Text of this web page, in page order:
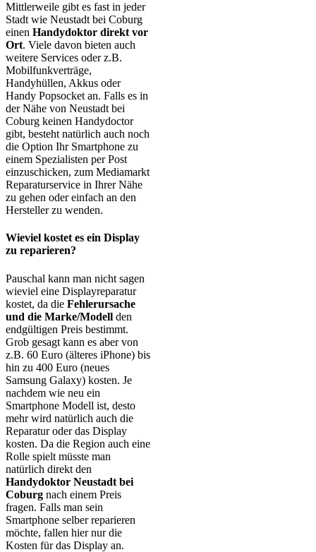
Mittlerweile gibt es fast in jeder
Stadt wie Neustadt bei Coburg
einen Handydoktor direkt vor
Ort. Viele davon bieten auch
weitere Services oder z.B.
Mobilfunkverträge,
Handyhüllen, Akkus oder
Handy Popsocket an. Falls es in
der Nähe von Neustadt bei
Coburg keinen Handydoctor
gibt, besteht natürlich auch noch
die Option Ihr Smartphone zu
einem Spezialisten per Post
einzuschicken, zum Mediamarkt
Reparaturservice in Ihrer Nähe
zu gehen oder einfach an den
Hersteller zu wenden.
Wieviel kostet es ein Display
zu reparieren?
Pauschal kann man nicht sagen
wieviel eine Displayreparatur
kostet, da die Fehlerursache
und die Marke/Modell den
endgültigen Preis bestimmt.
Grob gesagt kann es aber von
z.B. 60 Euro (älteres iPhone) bis
hin zu 400 Euro (neues
Samsung Galaxy) kosten. Je
nachdem wie neu ein
Smartphone Modell ist, desto
mehr wird natürlich auch die
Reparatur oder das Display
kosten. Da die Region auch eine
Rolle spielt müsste man
natürlich direkt den
Handydoktor Neustadt bei
Coburg nach einem Preis
fragen. Falls man sein
Smartphone selber reparieren
möchte, fallen hier nur die
Kosten für das Display an.